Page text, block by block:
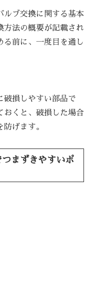
ルブ交換に関する基本
方法の概要が記載され
る前に、一度目を通し
破損しやすい部品で
おくと、破損した場合
げます。
まずきやすいポ